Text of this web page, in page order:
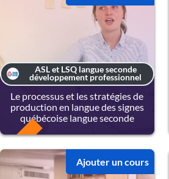
ASL et LSQ langue seconde
développement professionnel
Le processus et les stratégies de
production en langue des signes
québécoise langue seconde
FREE
Ajouter un cours